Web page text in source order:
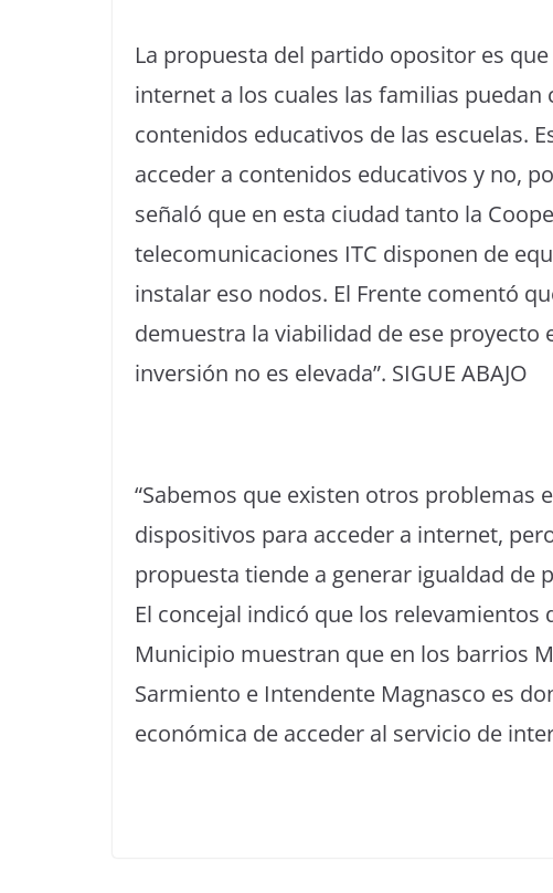
La propuesta del partido opositor es
internet a los cuales las familias puedan
contenidos educativos de las escuelas.
acceder a contenidos educativos y no,
señaló que en esta ciudad tanto la
telecomunicaciones ITC disponen de
instalar eso nodos. El Frente comentó
demuestra la viabilidad de ese proyecto
inversión no es elevada”. SIGUE ABAJO
“Sabemos que existen otros problemas
dispositivos para acceder a internet,
propuesta tiende a generar igualdad de
El concejal indicó que los
Municipio muestran que en los barrios
Sarmiento e Intendente Magnasco es
económica de acceder al servicio de